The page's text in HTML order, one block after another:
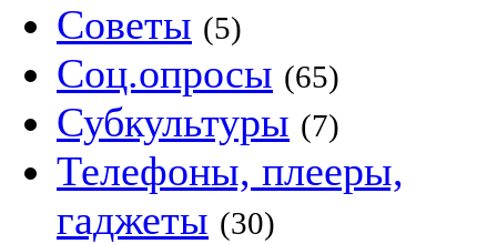
Советы (5)
Соц.опросы (65)
Субкультуры (7)
Телефоны, плееры,
гаджеты (30)